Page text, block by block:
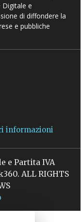
e
di diffondere la
e pubbliche
informazioni
e Partita IVA
ALL RIGHTS